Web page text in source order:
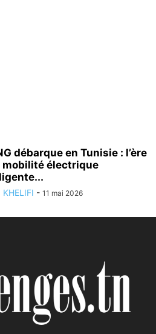
débarque en Tunisie : l’ère
mobilité électrique
- 11 mai 2026